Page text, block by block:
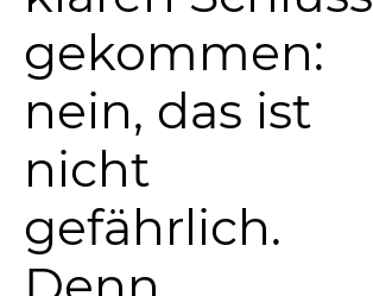
gekommen:
nein, das ist
nicht
gefährlich.